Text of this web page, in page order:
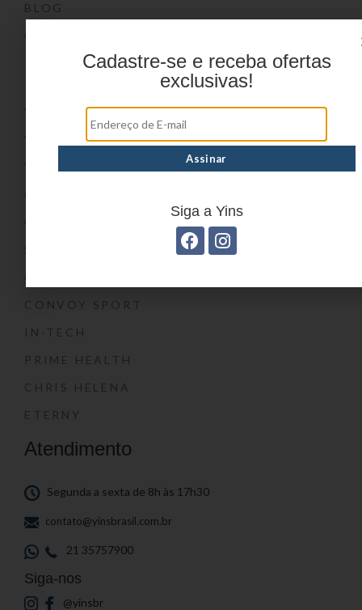
BLOG
CONTATO
Marcas
YIN’S PAPER
CONVOY SPORT
IN-TECH
PRIME HEALTH
CHRIS HELENA
ETERNY
Atendimento
Segunda a sexta de 8h às 17h30
contato@yinsbrasil.com.br
21 35757900
Siga-nos
@yinsbr
Cadastre-se e receba ofertas
exclusivas!
Siga a Yins